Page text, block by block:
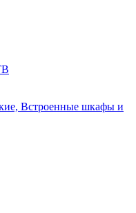
Встроенные шкафы и